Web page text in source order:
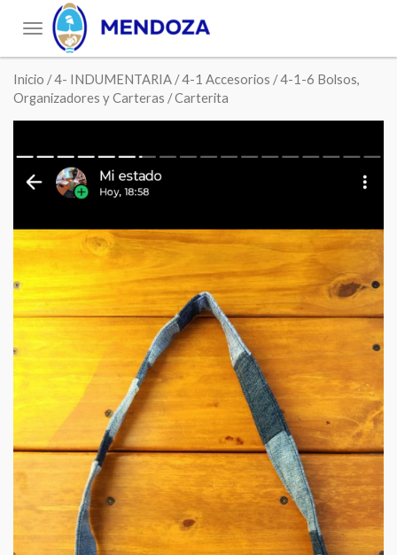
Toggle
navigation
Inicio /4- INDUMENTARIA /4-1 Accesorios /4-1-6 Bolsos,
Organizadores y Carteras / Carterita